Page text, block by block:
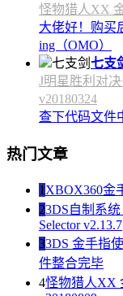
怪物猎人XX
大佬好！购买
ing（OMO）
七支
J明星胜利对决
v20180324
查下代码文件
热门文章
1 XBOX360金
23DS自制系统
Selector v2.13.7
33DS 金手指
件整合完毕
4怪物猎人XX